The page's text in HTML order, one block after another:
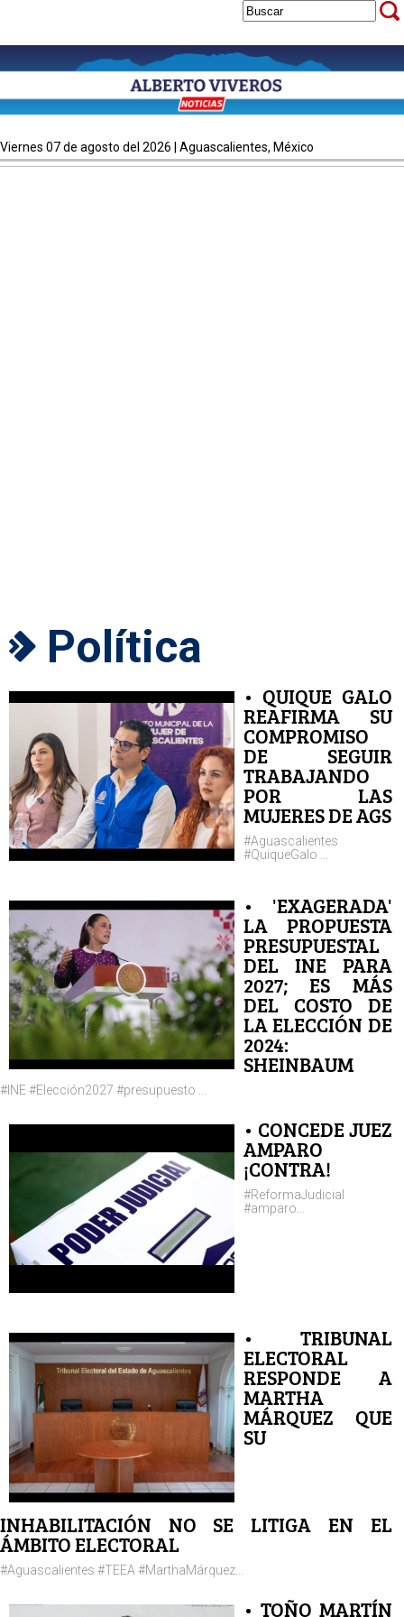
viernes 07 de agosto del 2026 | Aguascalientes, México
Política
• QUIQUE GALO
REAFIRMA SU
COMPROMISO
DE SEGUIR
TRABAJANDO
POR LAS
MUJERES DE AGS
#Aguascalientes
#QuiqueGalo ...
• 'EXAGERADA'
LA PROPUESTA
PRESUPUESTAL
DEL INE PARA
2027; ES MÁS
DEL COSTO DE
LA ELECCIÓN DE
2024:
SHEINBAUM
#INE #Elección2027 #presupuesto ...
• CONCEDE JUEZ
AMPARO
¡CONTRA!
#ReformaJudicial
#amparo...
• TRIBUNAL
ELECTORAL
RESPONDE A
MARTHA
MÁRQUEZ QUE
SU
INHABILITACIÓN NO SE LITIGA EN EL
ÁMBITO ELECTORAL
#Aguascalientes #TEEA #MarthaMárquez...
• TOÑO MARTÍN